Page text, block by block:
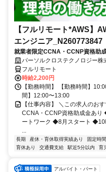
【フルリモート*AWS】
エンジニア_N260773847
就業者限定CCNA・CCNP資格助
モートワーク/8月スタート/10時開
パーソルクロステクノロジー株
フルリモート
時給2,200円
【勤務時間】 【勤務時間】
間】12:00〜13:00
【仕事内容】 ＼この求人のお
CCNA・CCNP資格助成金あ
ートワーク ◆8月スタート
長期 産休・育休取得実績あり 固定時
育休あり
交通費支給 駅近5分以内 育
アルバイト・パート